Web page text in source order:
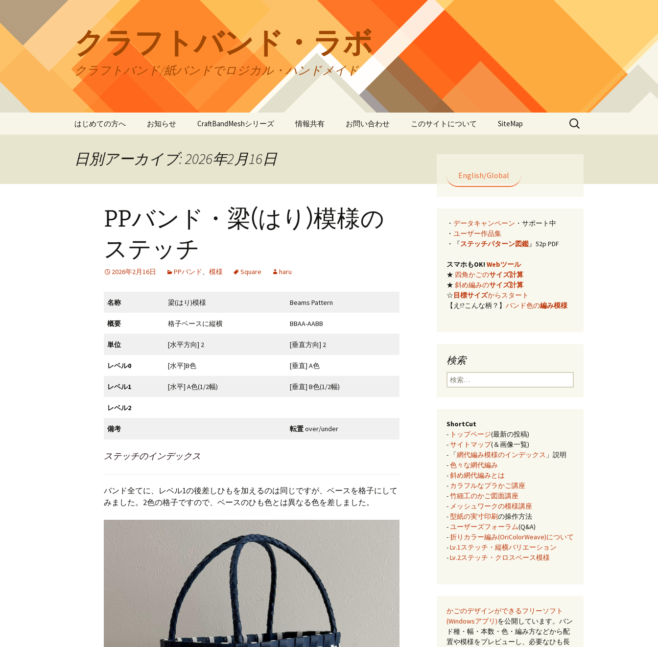
テ
キ
プ
クラフトバンド・ラボ
クラフトバンド/紙バンドでロジカル・ハンドメイド
はじめての方へ お知らせ CraftBandMeshシリーズ
CraftBandSquare45
CraftBandKnot出力例
CraftBandSquare
起動するまで
手動インストール手順
初回起動手順と始め方
データについて
情報共有
リンク・リンク
四角かごのサイズ計算
目標サイズからの概算
バンド色の編み模様
クロスベースのステッ
チ・2色の組合せ模様
お問い合わせ このサイトについて
折りカラー編み
(OriColorWeave)につい
SiteMap
検
索:
日別アーカイブ: 2026年2月16日
PPバンド・梁(はり)模様の
ステッチ
2026年2月16日 PPバンド、 模様 Square haru
名称 梁(はり)模様 Beams Pattern
概要 格子ベースに縦横 BBAA-AABB
単位 [水平方向] 2 [垂直方向] 2
レベル0 [水平]B色 [垂直] A色
レベル1 [水平] A色(1/2幅) [垂直] B色(1/2幅)
レベル2
備考 転置over/under
ステッチのインデックス
バンド全てに、レベル1の後差しひもを加えるのは同じですが、ベースを格子にして
みました。2色の格子ですので、ベースのひも色とは異なる色を差しました。
English/Global
・ データキャンペーン ・サポート中
・ ユーザー作品集
・『ステッチパターン図鑑』52p PDF
スマホもOK! Webツール
★ 四角かごのサイズ計算
★ 斜め編みのサイズ計算
☆目標サイズからスタート
【え!?こんな柄？】 バンド色の編み模様
検索
検
索:
ShortCut
- トップページ(最新の投稿)
-サイトマップ(＆画像一覧)
- 「網代編み模様のインデックス 」説明
-色々な網代編み
-斜め網代編みとは
- カラフルなプラかご講座
-竹細工のかご図面講座
- メッシュワークの模様講座
-型紙の実寸印刷の操作方法
-ユーザーズフォーラム(Q&A)
-折りカラー編み(OriColorWeave)について
-Lv.1ステッチ・縦横バリエーション
-Lv.2ステッチ・クロスベース模様
かごのデザインができるフリーソフト
(Windowsアプリ)を公開しています。バン
ド種・幅・本数・色・編み方などから配
置や模様をプレビューし、必要なひも長